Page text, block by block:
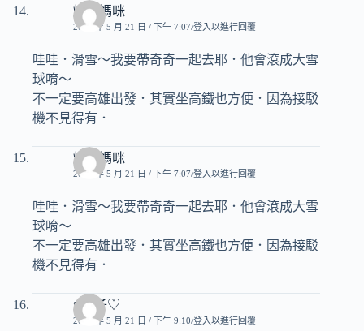
煒奇媽咪
2008 年 5 月 21 日 / 下午 7:07 登入以進行回覆
哇哇．滑雪～我要帶奇奇一起去耶．他會滾成大雪
球唷～
不一定要高雄出發．其實坐高鐵也方便．因為接駁
機不見得有．
煒奇媽咪
2008 年 5 月 21 日 / 下午 7:07 登入以進行回覆
哇哇．滑雪～我要帶奇奇一起去耶．他會滾成大雪
球唷～
不一定要高雄出發．其實坐高鐵也方便．因為接駁
機不見得有．
♥玟子♡
2008 年 5 月 21 日 / 下午 9:10 登入以進行回覆